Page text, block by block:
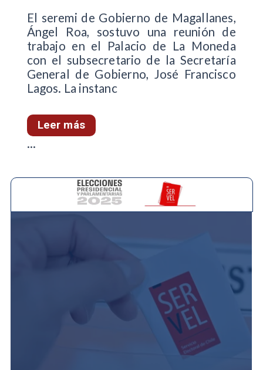
El seremi de Gobierno de Magallanes,
Ángel Roa, sostuvo una reunión de
trabajo en el Palacio de La Moneda
con el subsecretario de la Secretaría
General de Gobierno, José Francisco
Lagos. La instanc
Leer más
...